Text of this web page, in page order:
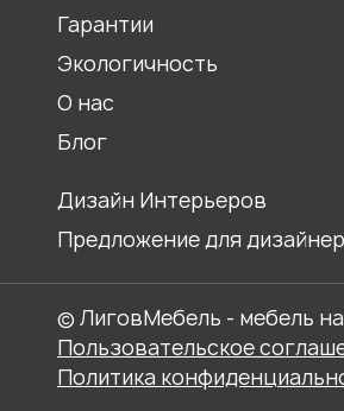
Гарантии
Экологичность
О нас
Блог
Дизайн Интерьеров
Предложение для
© ЛиговМебель - мебель
Пользовательское
Политика